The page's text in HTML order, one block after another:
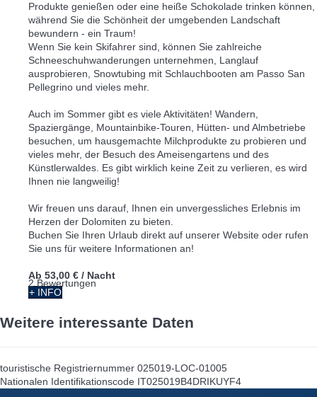
Produkte genießen oder eine heiße Schokolade trinken können,
während Sie die Schönheit der umgebenden Landschaft
bewundern - ein Traum!
Wenn Sie kein Skifahrer sind, können Sie zahlreiche
Schneeschuhwanderungen unternehmen, Langlauf
ausprobieren, Snowtubing mit Schlauchbooten am Passo San
Pellegrino und vieles mehr.
Auch im Sommer gibt es viele Aktivitäten! Wandern,
Spaziergänge, Mountainbike-Touren, Hütten- und Almbetriebe
besuchen, um hausgemachte Milchprodukte zu probieren und
vieles mehr, der Besuch des Ameisengartens und des
Künstlerwaldes. Es gibt wirklich keine Zeit zu verlieren, es wird
Ihnen nie langweilig!
Wir freuen uns darauf, Ihnen ein unvergessliches Erlebnis im
Herzen der Dolomiten zu bieten.
Buchen Sie Ihren Urlaub direkt auf unserer Website oder rufen
Sie uns für weitere Informationen an!
2 Bewertungen
Ab 53,00 € / Nacht
+ INFO
Weitere interessante Daten
touristische Registriernummer 025019-LOC-01005
Nationalen Identifikationscode IT025019B4DRIKUYF4